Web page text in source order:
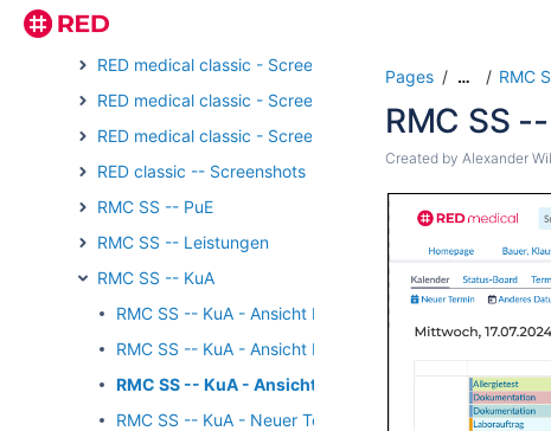
RED medical classic - Screenshots - Externe Kommunikation
RED medical classic - Screenshots - Verordnungen
RED medical classic - Screenshots - Wachhund
RED medical classic - Screenshots - Patientengruppen
RED classic -- Screenshots - Medikation
RMC SS -- PuE
RMC SS -- Leistungen
RMC SS -- KuA
RMC SS -- KuA - Ansicht Monat
RMC SS -- KuA - Ansicht Ressourcen
RMC SS -- KuA - Ansicht Tag
RMC SS -- KuA - Neuer Termin
Pages … RMC
RMC SS
Created by Alexander